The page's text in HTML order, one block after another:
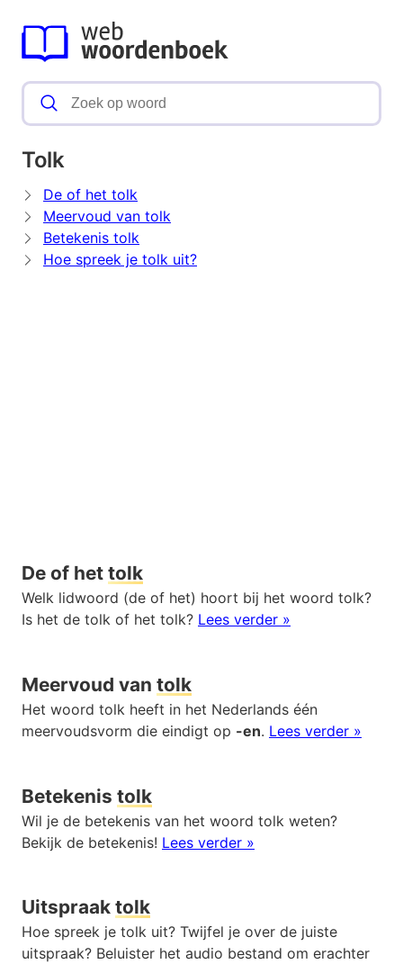
Tolk
De of het tolk
Meervoud van tolk
Betekenis tolk
Hoe spreek je tolk uit?
De of het tolk
Welk lidwoord (de of het) hoort bij het woord tolk?
Is het de tolk of het tolk? Lees verder »
Meervoud van tolk
Het woord tolk heeft in het Nederlands één
meervoudsvorm die eindigt op -en. Lees verder »
Betekenis tolk
Wil je de betekenis van het woord tolk weten?
Bekijk de betekenis! Lees verder »
Uitspraak tolk
Hoe spreek je tolk uit? Twijfel je over de juiste
uitspraak? Beluister het audio bestand om erachter